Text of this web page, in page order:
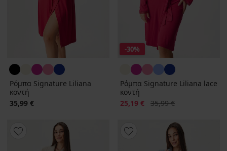
Ρόμπα Signature Liliana
κοντή
35,99 €
-30%
Ρόμπα Signature Liliana lace
κοντή
Έκπτωση
25,19 € Αρχική τιμή
35,99 €